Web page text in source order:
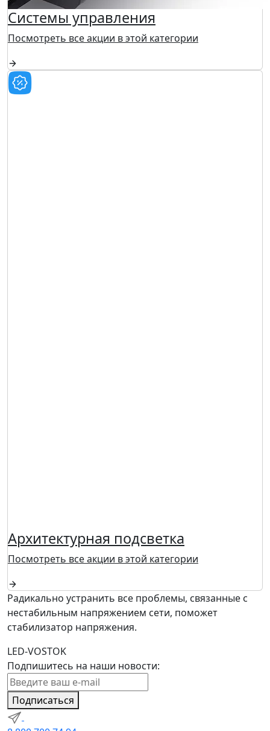
Системы управления
Посмотреть все акции в этой категории
Архитектурная подсветка
Посмотреть все акции в этой категории
Радикально устранить все проблемы, связанные с
нестабильным напряжением сети, поможет
стабилизатор напряжения.
LED-VOSTOK
Подпишитесь на наши новости:
Подписаться